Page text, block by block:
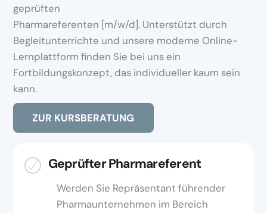
Geprüfter Pharmareferent
Werden Sie Repräsentant führender
Pharmaunternehmen im Bereich
geprüften
Pharmareferenten [m/w/d]. Unterstützt durch
Begleitunterrichte und unsere moderne Online-
Lernplattform finden Sie bei uns ein
Fortbildungskonzept, das individueller kaum sein
kann.
ZUR KURSBERATUNG